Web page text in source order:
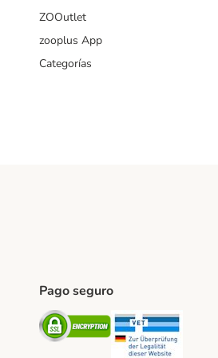
ZOOutlet
zooplus App
Categorías
Pago seguro
Security